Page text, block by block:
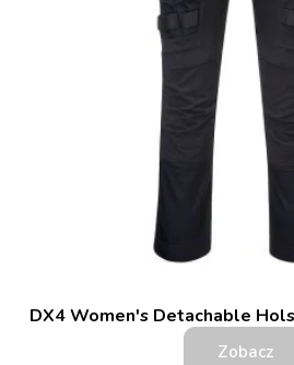
DX4 Women's Detachable
Zobacz